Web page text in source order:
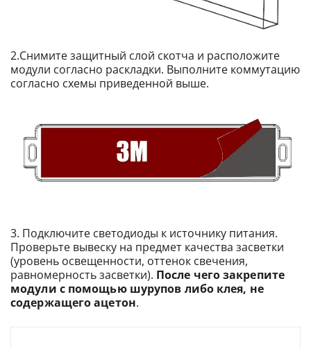
2.Снимите защитный слой скотча и расположите
модули согласно раскладки. Выполните коммутацию
согласно схемы приведенной выше.
3. Подключите светодиоды к источнику питания.
Проверьте вывеску на предмет качества засветки
(уровень освещенности, оттенок свечения,
равномерность засветки). После чего закрепите
модули с помощью шурупов либо клея, не
содержащего ацетон.